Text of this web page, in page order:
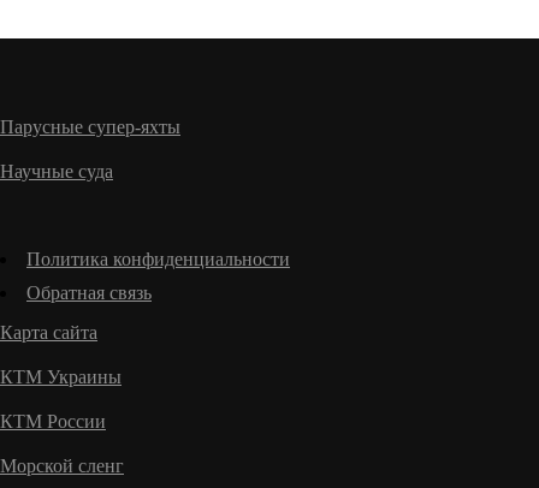
Парусные супер-яхты
Научные суда
Политика конфиденциальности
Обратная связь
Карта сайта
КТМ Украины
КТМ России
Морской сленг